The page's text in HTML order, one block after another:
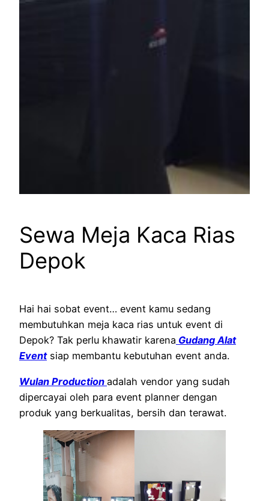
Sewa Meja Kaca Rias
Depok
Hai hai sobat event… event kamu sedang
membutuhkan meja kaca rias untuk event di
Depok? Tak perlu khawatir karena Gudang Alat
Eventsiap membantu kebutuhan event anda.
Wulan Production adalah vendor yang sudah
dipercayai oleh para event planner dengan
produk yang berkualitas, bersih dan terawat.